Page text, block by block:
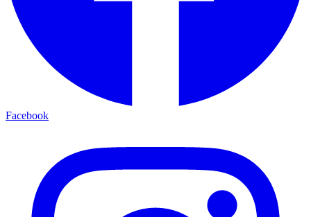
Facebook